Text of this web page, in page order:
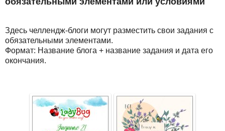
Здесь челлендж-блоги могут разместить свои задания с
обязательными элементами.
Формат: Название блога + название задания и дата его
окончания.